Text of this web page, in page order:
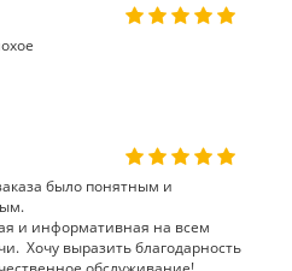
было понятным и
и информативная на всем
Хочу выразить благодарность